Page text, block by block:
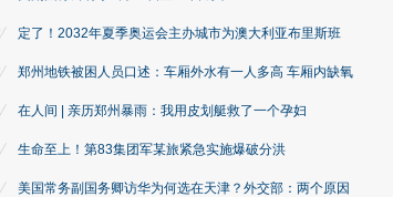
定了！2032年夏季奥运会主办城市为澳大利亚布里斯班
郑州地铁被困人员口述：车厢外水有一人多高 车厢内缺氧
在人间 | 亲历郑州暴雨：我用皮划艇救了一个孕妇
生命至上！第83集团军某旅紧急实施爆破分洪
美国常务副国务卿访华为何选在天津？外交部：两个原因